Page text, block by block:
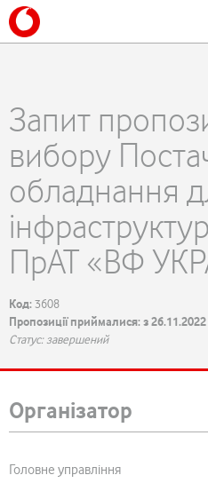
Запит
вибору
обладнання
ПрАТ «ВФ
Код:3608
Пропозиції приймалися: з
Статус: завершений
Організатор
Головне управління